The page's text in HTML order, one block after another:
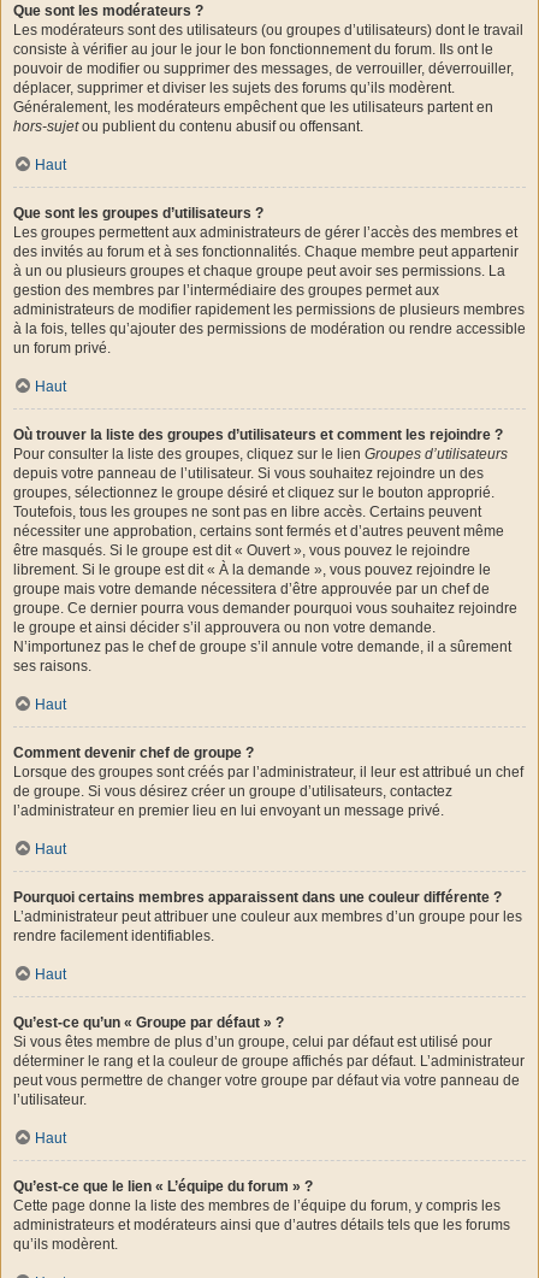
Que sont les modérateurs ?
Les modérateurs sont des utilisateurs (ou groupes d’utilisateurs) dont le travail
consiste à vérifier au jour le jour le bon fonctionnement du forum. Ils ont le
pouvoir de modifier ou supprimer des messages, de verrouiller, déverrouiller,
déplacer, supprimer et diviser les sujets des forums qu’ils modèrent.
Généralement, les modérateurs empêchent que les utilisateurs partent en
hors-sujetou publient du contenu abusif ou offensant.
Haut
Que sont les groupes d’utilisateurs ?
Les groupes permettent aux administrateurs de gérer l’accès des membres et
des invités au forum et à ses fonctionnalités. Chaque membre peut appartenir
à un ou plusieurs groupes et chaque groupe peut avoir ses permissions. La
gestion des membres par l’intermédiaire des groupes permet aux
administrateurs de modifier rapidement les permissions de plusieurs membres
à la fois, telles qu’ajouter des permissions de modération ou rendre accessible
un forum privé.
Haut
Où trouver la liste des groupes d’utilisateurs et comment les rejoindre ?
Pour consulter la liste des groupes, cliquez sur le lien Groupes d’utilisateurs
depuis votre panneau de l’utilisateur. Si vous souhaitez rejoindre un des
groupes, sélectionnez le groupe désiré et cliquez sur le bouton approprié.
Toutefois, tous les groupes ne sont pas en libre accès. Certains peuvent
nécessiter une approbation, certains sont fermés et d’autres peuvent même
être masqués. Si le groupe est dit « Ouvert », vous pouvez le rejoindre
librement. Si le groupe est dit « À la demande », vous pouvez rejoindre le
groupe mais votre demande nécessitera d’être approuvée par un chef de
groupe. Ce dernier pourra vous demander pourquoi vous souhaitez rejoindre
le groupe et ainsi décider s’il approuvera ou non votre demande.
N’importunez pas le chef de groupe s’il annule votre demande, il a sûrement
ses raisons.
Haut
Comment devenir chef de groupe ?
Lorsque des groupes sont créés par l’administrateur, il leur est attribué un chef
de groupe. Si vous désirez créer un groupe d’utilisateurs, contactez
l’administrateur en premier lieu en lui envoyant un message privé.
Haut
Pourquoi certains membres apparaissent dans une couleur différente ?
L’administrateur peut attribuer une couleur aux membres d’un groupe pour les
rendre facilement identifiables.
Haut
Qu’est-ce qu’un « Groupe par défaut » ?
Si vous êtes membre de plus d’un groupe, celui par défaut est utilisé pour
déterminer le rang et la couleur de groupe affichés par défaut. L’administrateur
peut vous permettre de changer votre groupe par défaut via votre panneau de
l’utilisateur.
Haut
Qu’est-ce que le lien « L’équipe du forum » ?
Cette page donne la liste des membres de l’équipe du forum, y compris les
administrateurs et modérateurs ainsi que d’autres détails tels que les forums
qu’ils modèrent.